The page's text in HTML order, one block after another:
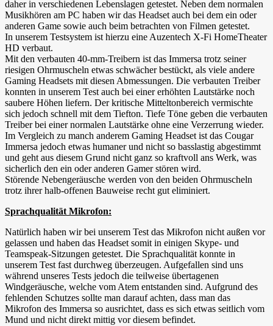
daher in verschiedenen Lebenslagen getestet. Neben dem normalen
Musikhören am PC haben wir das Headset auch bei dem ein oder
anderen Game sowie auch beim betrachten von Filmen getestet.
In unserem Testsystem ist hierzu eine Auzentech X-Fi HomeTheater
HD verbaut.
Mit den verbauten 40-mm-Treibern ist das Immersa trotz seiner
riesigen Ohrmuscheln etwas schwächer bestückt, als viele andere
Gaming Headsets mit diesen Abmessungen. Die verbauten Treiber
konnten in unserem Test auch bei einer erhöhten Lautstärke noch
saubere Höhen liefern. Der kritische Mitteltonbereich vermischte
sich jedoch schnell mit dem Tiefton. Tiefe Töne geben die verbauten
Treiber bei einer normalen Lautstärke ohne eine Verzerrung wieder.
Im Vergleich zu manch anderem Gaming Headset ist das Cougar
Immersa jedoch etwas humaner und nicht so basslastig abgestimmt
und geht aus diesem Grund nicht ganz so kraftvoll ans Werk, was
sicherlich den ein oder anderen Gamer stören wird.
Störende Nebengeräusche werden von den beiden Ohrmuscheln
trotz ihrer halb-offenen Bauweise recht gut eliminiert.
Sprachqualität Mikrofon:
Natürlich haben wir bei unserem Test das Mikrofon nicht außen vor
gelassen und haben das Headset somit in einigen Skype- und
Teamspeak-Sitzungen getestet. Die Sprachqualität konnte in
unserem Test fast durchweg überzeugen. Aufgefallen sind uns
während unseres Tests jedoch die teilweise übertagenen
Windgeräusche, welche vom Atem entstanden sind. Aufgrund des
fehlenden Schutzes sollte man darauf achten, dass man das
Mikrofon des Immersa so ausrichtet, dass es sich etwas seitlich vom
Mund und nicht direkt mittig vor diesem befindet.